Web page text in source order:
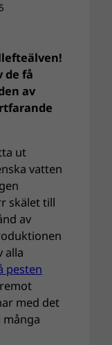
de få
av
ut
vatten
skälet till
av
alla
pesten
med det